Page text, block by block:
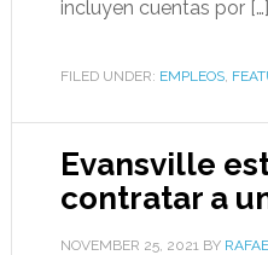
incluyen cuentas por […]
FILED UNDER: EMPLEOS,
Evansville
contratar a
NOVEMBER 25, 2021BY